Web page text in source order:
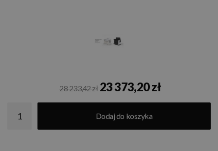
28 233,42 zł 23 373,20 zł
Dodaj do koszyka